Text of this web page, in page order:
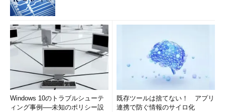
Windows 10のトラブルシューテ
ィング事例──未知のポリシー設
既存ツールは捨てない！ アプリ
連携で防ぐ情報のサイロ化